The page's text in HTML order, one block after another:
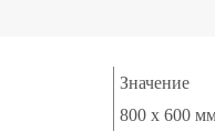
Значение
800 x 600